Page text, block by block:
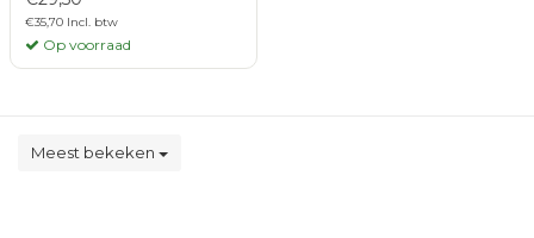
€35,70 Incl. btw
Op voorraad
Meest bekeken